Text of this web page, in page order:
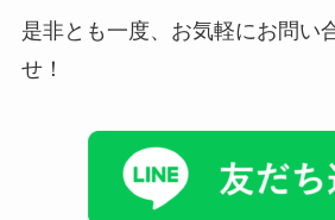
是非とも一度、お気軽にお問い
せ！